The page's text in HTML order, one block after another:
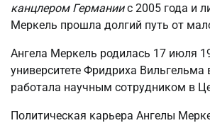
канцлером Германиис 2005 года и
Меркель прошла долгий путь от
Ангела Меркель родилась 17 июля
университете Фридриха
работала научным сотрудником в
Политическая карьера Ангелы